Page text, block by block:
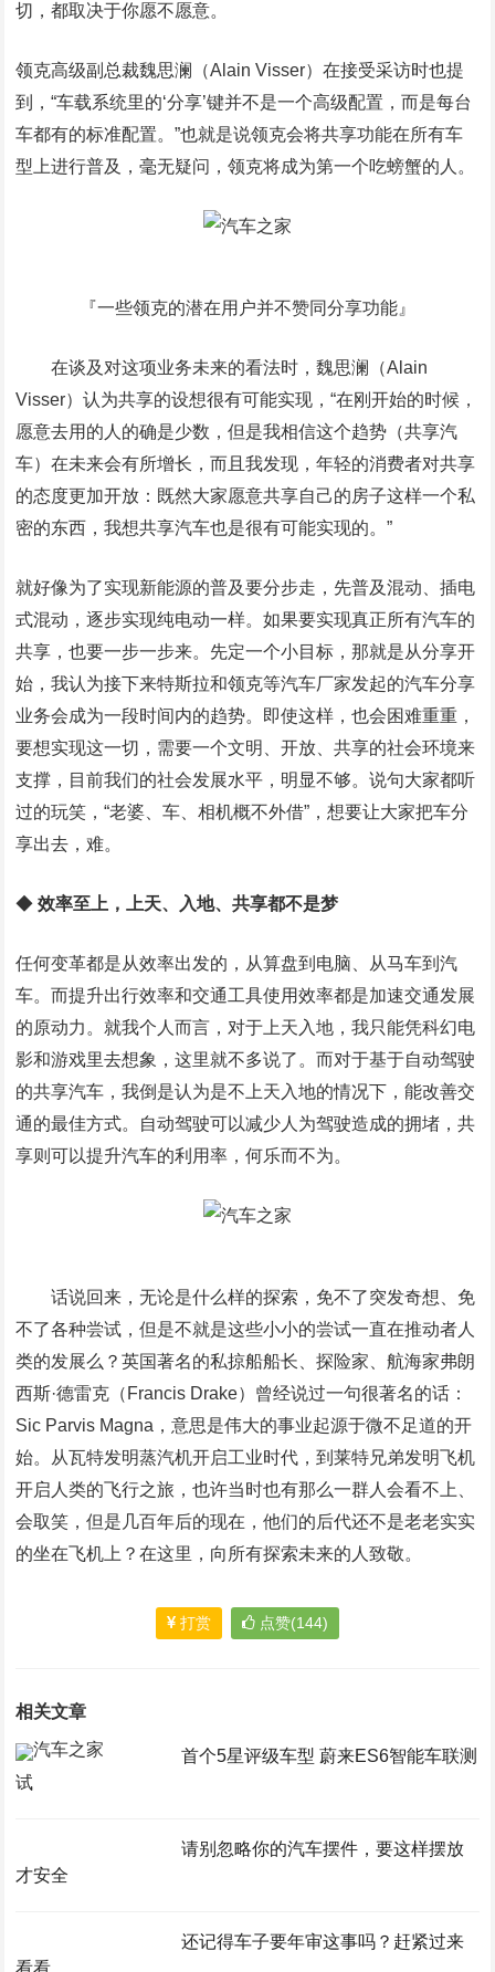
切，都取决于你愿不愿意。
领克高级副总裁魏思澜（Alain Visser）在接受采访时也提
到，“车载系统里的‘分享’键并不是一个高级配置，而是每台
车都有的标准配置。”也就是说领克会将共享功能在所有车
型上进行普及，毫无疑问，领克将成为第一个吃螃蟹的人。
『一些领克的潜在用户并不赞同分享功能』
在谈及对这项业务未来的看法时，魏思澜（Alain
Visser）认为共享的设想很有可能实现，“在刚开始的时候，
愿意去用的人的确是少数，但是我相信这个趋势（共享汽
车）在未来会有所增长，而且我发现，年轻的消费者对共享
的态度更加开放：既然大家愿意共享自己的房子这样一个私
密的东西，我想共享汽车也是很有可能实现的。”
就好像为了实现新能源的普及要分步走，先普及混动、插电
式混动，逐步实现纯电动一样。如果要实现真正所有汽车的
共享，也要一步一步来。先定一个小目标，那就是从分享开
始，我认为接下来特斯拉和领克等汽车厂家发起的汽车分享
业务会成为一段时间内的趋势。即使这样，也会困难重重，
要想实现这一切，需要一个文明、开放、共享的社会环境来
支撑，目前我们的社会发展水平，明显不够。说句大家都听
过的玩笑，“老婆、车、相机概不外借”，想要让大家把车分
享出去，难。
◆效率至上，上天、入地、共享都不是梦
任何变革都是从效率出发的，从算盘到电脑、从马车到汽
车。而提升出行效率和交通工具使用效率都是加速交通发展
的原动力。就我个人而言，对于上天入地，我只能凭科幻电
影和游戏里去想象，这里就不多说了。而对于基于自动驾驶
的共享汽车，我倒是认为是不上天入地的情况下，能改善交
通的最佳方式。自动驾驶可以减少人为驾驶造成的拥堵，共
享则可以提升汽车的利用率，何乐而不为。
话说回来，无论是什么样的探索，免不了突发奇想、免
不了各种尝试，但是不就是这些小小的尝试一直在推动者人
类的发展么？英国著名的私掠船船长、探险家、航海家弗朗
西斯·德雷克（Francis Drake）曾经说过一句很著名的话：
Sic Parvis Magna，意思是伟大的事业起源于微不足道的开
始。从瓦特发明蒸汽机开启工业时代，到莱特兄弟发明飞机
开启人类的飞行之旅，也许当时也有那么一群人会看不上、
会取笑，但是几百年后的现在，他们的后代还不是老老实实
的坐在飞机上？在这里，向所有探索未来的人致敬。
打赏 点赞(144)
相关文章
首个5星评级车型 蔚来ES6智能车联测
试
请别忽略你的汽车摆件，要这样摆放
才安全
还记得车子要年审这事吗？赶紧过来
看看